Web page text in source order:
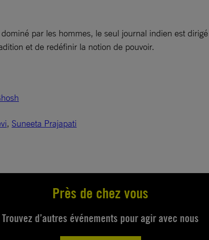
par les hommes, le seul journal indien est
et de redéfinir la notion de pouvoir.
, Suneeta Prajapati
Près de chez vous
Trouvez d’autres événements pour agir avec nous